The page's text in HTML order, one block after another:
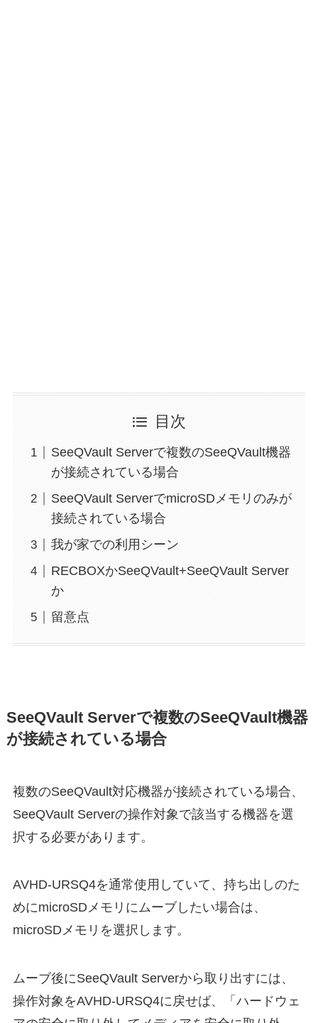
目次
SeeQVault Serverで複数のSeeQVault機器
が接続されている場合
SeeQVault ServerでmicroSDメモリのみが
接続されている場合
我が家での利用シーン
RECBOXかSeeQVault+SeeQVault Server
か
留意点
SeeQVault Serverで複数のSeeQVault機器
が接続されている場合
複数のSeeQVault対応機器が接続されている場合、
SeeQVault Serverの操作対象で該当する機器を選
択する必要があります。
AVHD-URSQ4を通常使用していて、持ち出しのた
めにmicroSDメモリにムーブしたい場合は、
microSDメモリを選択します。
ムーブ後にSeeQVault Serverから取り出すには、
操作対象をAVHD-URSQ4に戻せば、「ハードウェ